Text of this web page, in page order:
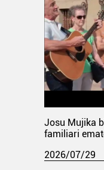
Josu Mujika
familiari
2026/07/29